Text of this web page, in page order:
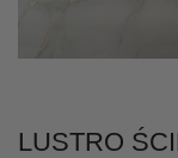
LUSTRO